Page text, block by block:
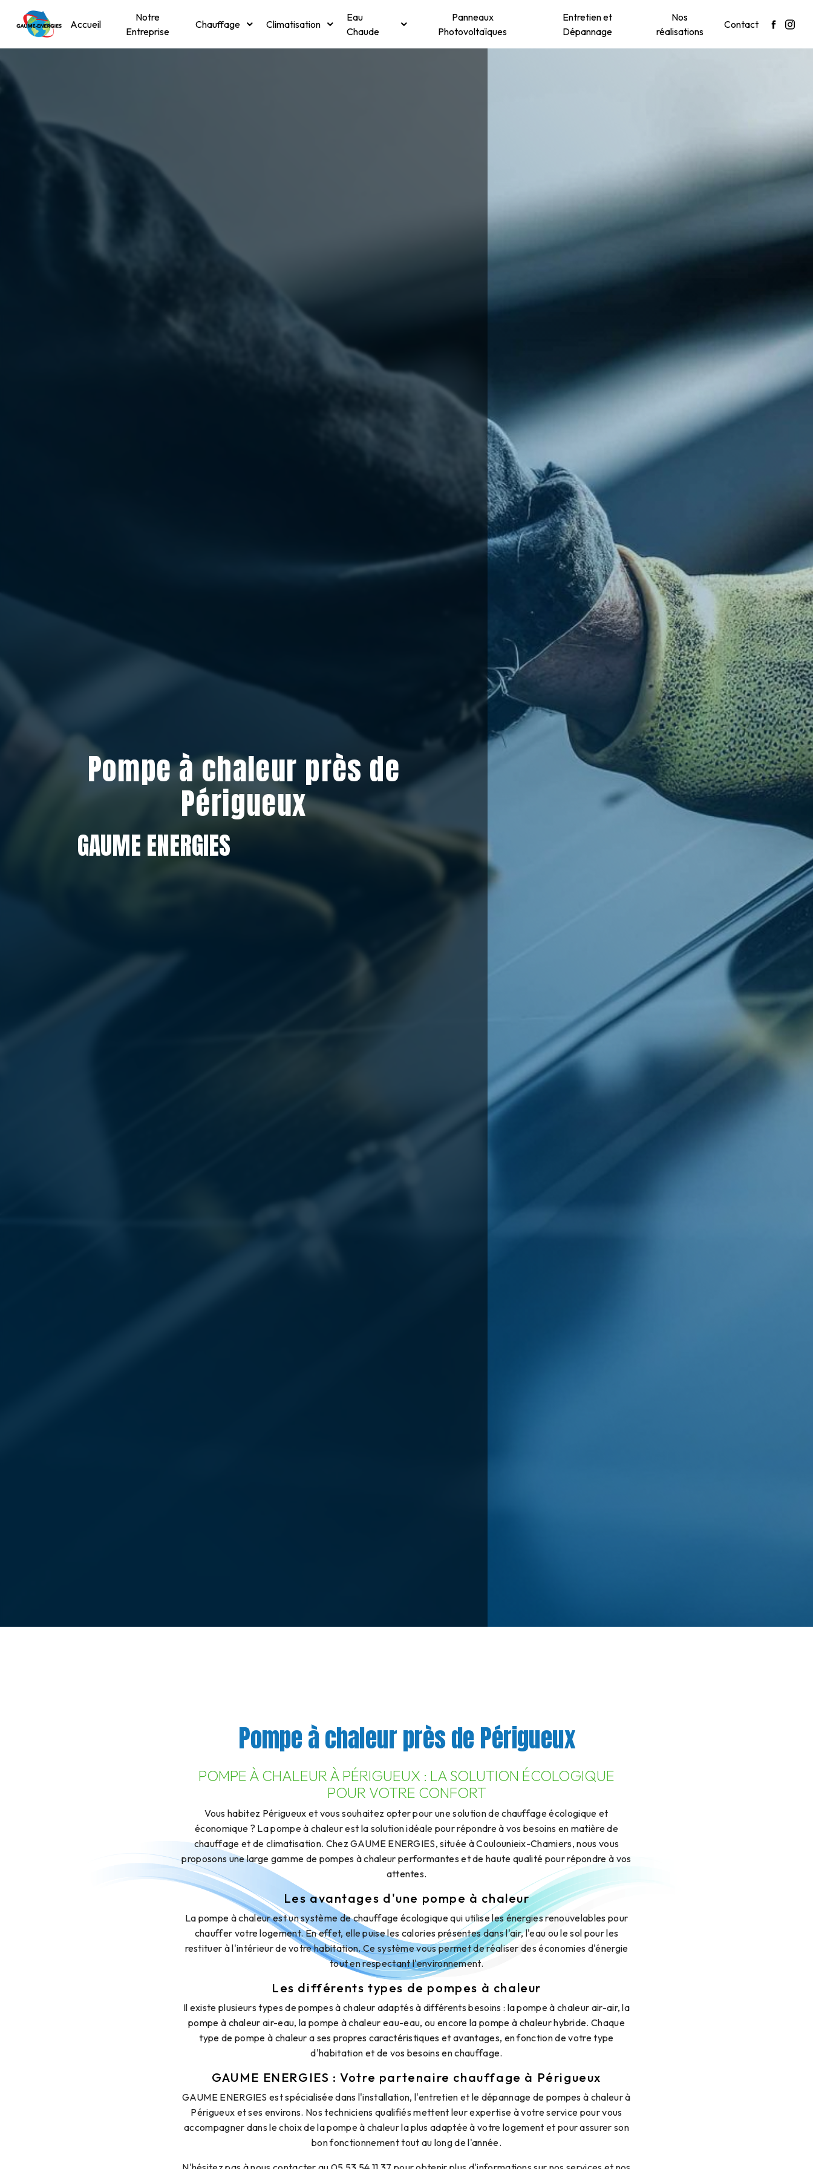
Accueil
Notre
Entreprise
Chauffage Climatisation
Eau
Chaude
Panneaux
Photovoltaïques
Entretien et
Dépannage
Nos
réalisations
Contact
Pompe à chaleur près de
Périgueux
GAUME ENERGIES
Pompe à chaleur près de Périgueux
POMPE À CHALEUR À PÉRIGUEUX : LA SOLUTION ÉCOLOGIQUE
POUR VOTRE CONFORT
Vous habitez Périgueux et vous souhaitez opter pour une solution de chauffage écologique et
économique ? La pompe à chaleur est la solution idéale pour répondre à vos besoins en matière de
chauffage et de climatisation. Chez GAUME ENERGIES, située à Coulounieix-Chamiers, nous vous
proposons une large gamme de pompes à chaleur performantes et de haute qualité pour répondre à vos
attentes.
Les avantages d'une pompe à chaleur
La pompe à chaleur est un système de chauffage écologique qui utilise les énergies renouvelables pour
chauffer votre logement. En effet, elle puise les calories présentes dans l'air, l'eau ou le sol pour les
restituer à l'intérieur de votre habitation. Ce système vous permet de réaliser des économies d'énergie
tout en respectant l'environnement.
Les différents types de pompes à chaleur
Il existe plusieurs types de pompes à chaleur adaptés à différents besoins : la pompe à chaleur air-air, la
pompe à chaleur air-eau, la pompe à chaleur eau-eau, ou encore la pompe à chaleur hybride. Chaque
type de pompe à chaleur a ses propres caractéristiques et avantages, en fonction de votre type
d'habitation et de vos besoins en chauffage.
GAUME ENERGIES : Votre partenaire chauffage à Périgueux
GAUME ENERGIES est spécialisée dans l'installation, l'entretien et le dépannage de pompes à chaleur à
Périgueux et ses environs. Nos techniciens qualifiés mettent leur expertise à votre service pour vous
accompagner dans le choix de la pompe à chaleur la plus adaptée à votre logement et pour assurer son
bon fonctionnement tout au long de l'année.
Panneau de gestion des cookies